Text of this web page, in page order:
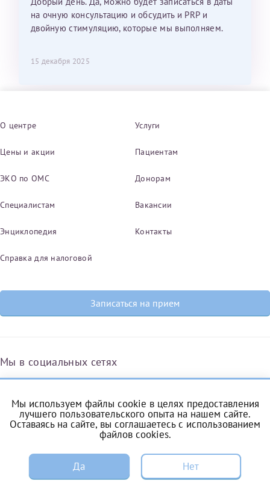
на очную консультацию и обсудить и PRP и
двойную стимуляцию, которые мы выполняем.
15 декабря 2025
О центре Услуги
Цены и акции Пациентам
ЭКО по ОМС Донорам
Специалистам Вакансии
Энциклопедия Контакты
Справка для налоговой
Записаться на прием
Мы в социальных сетях
Вконтакте ОдноклассникиЯндекс.Дзен Telegram Max
Комендантский проспект, 53/1A
Мы используем файлы cookie в целях предоставления
лучшего пользовательского опыта на нашем сайте.
Оставаясь на сайте, вы соглашаетесь с использованием
файлов cookies.
Да Нет
ЗАПИСЬ